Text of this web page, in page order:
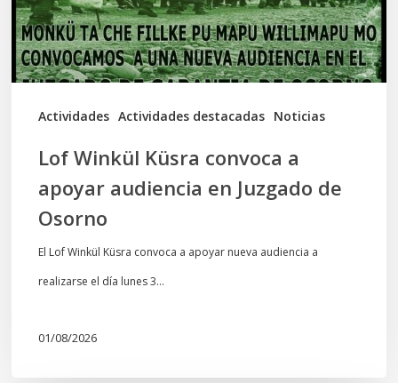
Actividades Actividades destacadas Noticias
audiencia
en
Juzgado
Lof Winkül Küsra convoca a
apoyar audiencia en Juzgado de
Osorno
El Lof Winkül Küsra convoca a apoyar nueva audiencia a
realizarse el día lunes 3…
01/08/2026